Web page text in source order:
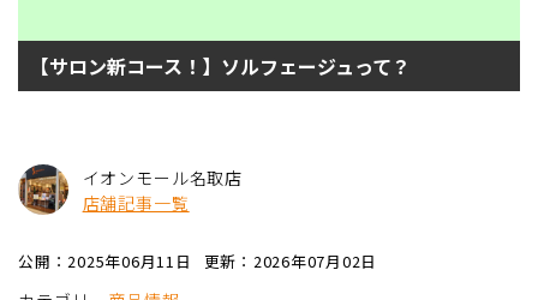
【サロン新コース！】ソルフェージュって？
イオンモール名取店
店舗記事一覧
公開：2025年06月11日 更新：2026年07月02日